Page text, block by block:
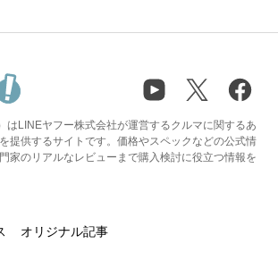
はLINEヤフー株式会社が運営するクルマに関するあ
提供するサイトです。価格やスペックなどの公式情
家のリアルなレビューまで購入検討に役立つ情報を
オリジナル記事